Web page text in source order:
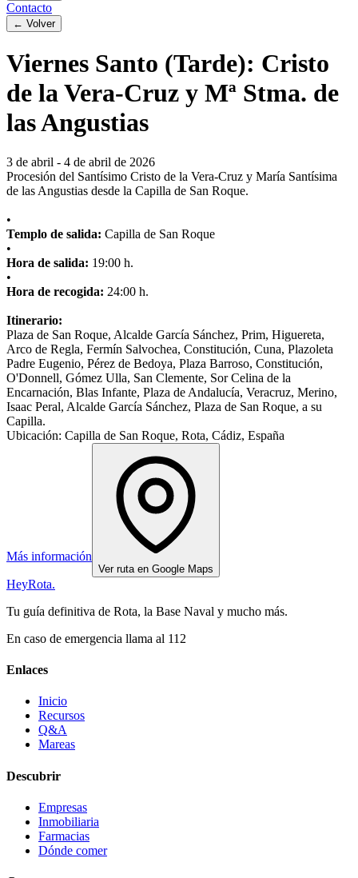
Contacto
← Volver
Viernes Santo (Tarde): Cristo
de la Vera-Cruz y Mª Stma. de
las Angustias
3 de abril - 4 de abril de 2026
Procesión del Santísimo Cristo de la Vera-Cruz y María Santísima
de las Angustias desde la Capilla de San Roque.
•
Templo de salida: Capilla de San Roque
•
Hora de salida: 19:00 h.
•
Hora de recogida: 24:00 h.
Itinerario:
Plaza de San Roque, Alcalde García Sánchez, Prim, Higuereta,
Arco de Regla, Fermín Salvochea, Constitución, Cuna, Plazoleta
Padre Eugenio, Pérez de Bedoya, Plaza Barroso, Constitución,
O'Donnell, Gómez Ulla, San Clemente, Sor Celina de la
Encarnación, Blas Infante, Plaza de Andalucía, Veracruz, Merino,
Isaac Peral, Alcalde García Sánchez, Plaza de San Roque, a su
Capilla.
Ubicación: Capilla de San Roque, Rota, Cádiz, España
Más información
Ver ruta en Google Maps
HeyRota.
Tu guía definitiva de Rota, la Base Naval y mucho más.
En caso de emergencia llama al 112
Enlaces
Inicio
Recursos
Q&A
Mareas
Descubrir
Empresas
Inmobiliaria
Farmacias
Dónde comer